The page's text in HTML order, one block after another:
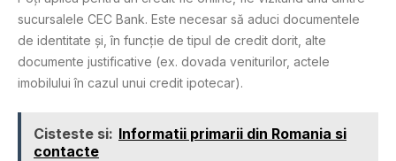
sucursalele CEC Bank. Este necesar să aduci documentele
de identitate și, în funcție de tipul de credit dorit, alte
documente justificative (ex. dovada veniturilor, actele
imobilului în cazul unui credit ipotecar).
Cisteste si: Informatii primarii din Romania si
contacte